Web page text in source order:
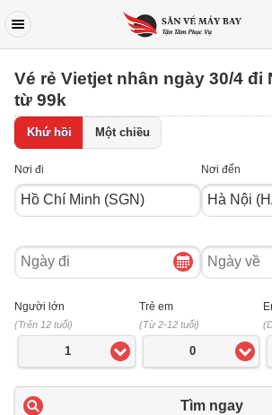
Vé rẻ Vietjet nhân ngày 30/4 đi
từ 99k
Khứ hồi Một chiều
Nơi đi Nơi đến
Ngày
đi
Ngày
về
Người lớn
(Trên 12 tuổi)
1
Trẻ em
(Từ 2-12 tuổi)
0
Tìm ngay